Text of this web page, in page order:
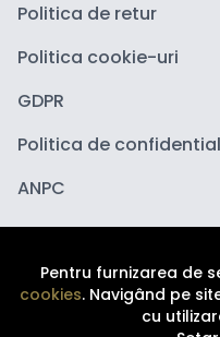
Politica de retur
Politica cookie-uri
GDPR
Politica de
ANPC
Pentru furnizarea de
cookies. Navigând pe
cu